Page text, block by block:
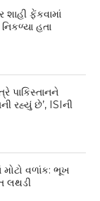
શાહી ફેંકવામાં
હતા
પાકિસ્તાનને
રહ્યું છે’, ISIની
મોટો વળાંક: ભૂખ
લથડી